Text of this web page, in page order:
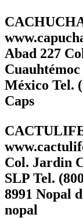
Abad 227
México Tel.
Caps
Col. Jardin
SLP Tel.
8991 Nopal
nopal